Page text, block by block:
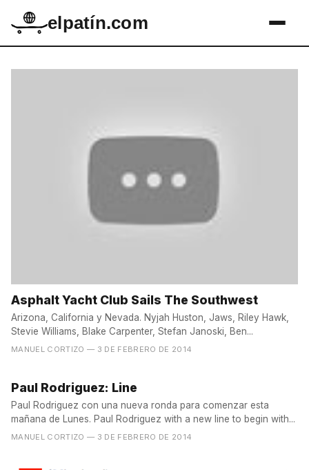
elpatín.com
Asphalt Yacht Club Sails The Southwest
Arizona, California y Nevada. Nyjah Huston, Jaws, Riley Hawk,
Stevie Williams, Blake Carpenter, Stefan Janoski, Ben...
MANUEL CORTIZO — 3 DE FEBRERO DE 2014
Paul Rodriguez: Line
Paul Rodriguez con una nueva ronda para comenzar esta
mañana de Lunes. Paul Rodriguez with a new line to begin with...
MANUEL CORTIZO — 3 DE FEBRERO DE 2014